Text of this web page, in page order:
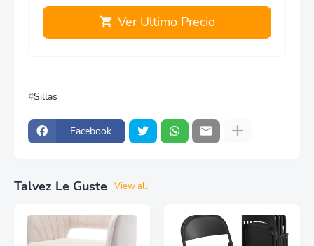
Ver Ultimo Precio
Sillas
Facebook
Talvez Le Guste View all